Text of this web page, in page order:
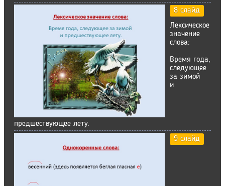
8 слайд
Лексическое
значение
слова:
Время года,
следующее
за зимой
и
предшествующее лету.
9 слайд